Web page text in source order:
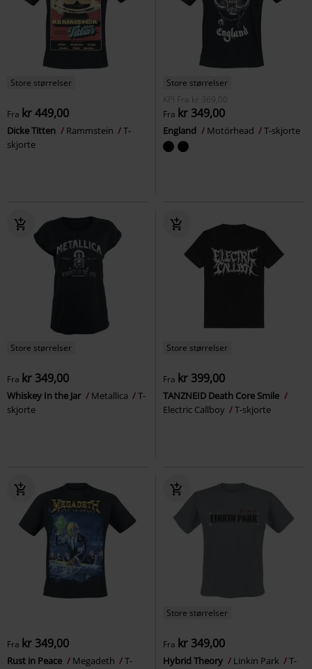
Store størrelser
Fra kr 449,00
Dicke Titten Rammstein
T-
skjorte
Store størrelser
KPI
Fra kr 369,00
Fra kr 349,00
England Motörhead T-skjorte
Store størrelser
Fra kr 349,00
Whiskey In the Jar Metallica
T-
skjorte
Store størrelser
Fra kr 399,00
TANZNEID Death Core Smile
Electric Callboy
T-skjorte
Fra kr 349,00
Rust in Peace Megadeth
T-
Store størrelser
Fra kr 349,00
Hybrid Theory Linkin Park
T-